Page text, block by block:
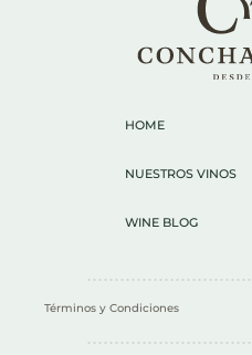
HOME
NUESTROS VINOS
WINE BLOG
Términos y Condiciones